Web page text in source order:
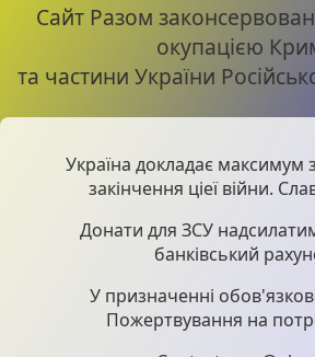
Сайт Разом
окупацією
та частини України
Україна докладає максимум
закінчення ціеї війни.
Донати для ЗСУ
банківський
У призначенні
Пожертвування на